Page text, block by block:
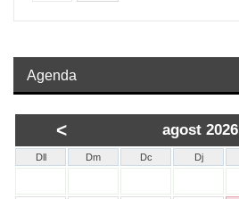
Agenda
< agost 2026
Dll Dm Dc Dj